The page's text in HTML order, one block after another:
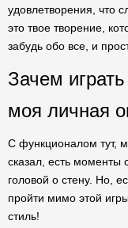
удовлетворения, что
это твое творение,
забудь обо все, и
Зачем
моя личная
С функционалом тут,
сказал, есть моменты
головой о стену. Но,
пройти мимо этой
стиль!